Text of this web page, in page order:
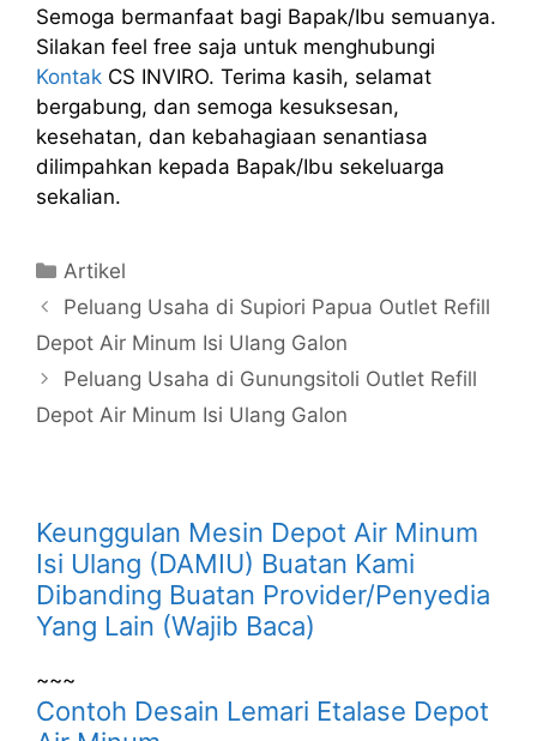
Semoga bermanfaat bagi Bapak/Ibu semuanya.
Silakan feel free saja untuk menghubungi
Kontak CS INVIRO. Terima kasih, selamat
bergabung, dan semoga kesuksesan,
kesehatan, dan kebahagiaan senantiasa
dilimpahkan kepada Bapak/Ibu sekeluarga
sekalian.
Kategori
Artikel
Peluang Usaha di Supiori Papua Outlet Refill
Depot Air Minum Isi Ulang Galon
Peluang Usaha di Gunungsitoli Outlet Refill
Depot Air Minum Isi Ulang Galon
Keunggulan Mesin Depot Air Minum
Isi Ulang (DAMIU) Buatan Kami
Dibanding Buatan Provider/Penyedia
Yang Lain (Wajib Baca)
~~~
Contoh Desain Lemari Etalase Depot